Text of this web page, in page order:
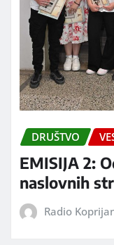
DRUŠTVO
EMISIJA 2:
naslovnih
Radio